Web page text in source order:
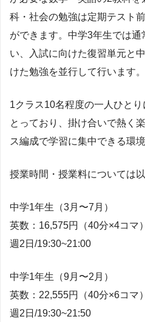
科・社会の勉強は定期テスト
ができます。中学3年生では
い、入試に向けた復習単元と
けた勉強を並行して行います。
1クラス10名程度の一人ひと
とっており、掛け合いで熱く
ス編成で学習に集中できる環
授業時間・授業料については
中学1年生（3月〜7月）
英数：16,575円（40分×4コマ）
週2日/19:30~21:00
中学1年生（9月〜2月）
英数：22,555円（40分×6コマ）
週2日/19:30~21:50